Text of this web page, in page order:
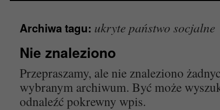
Archiwa tagu: ukryte państwo socjalne
Nie znaleziono
Przepraszamy, ale nie znaleziono
wybranym archiwum. Być może
odnaleźć pokrewny wpis.